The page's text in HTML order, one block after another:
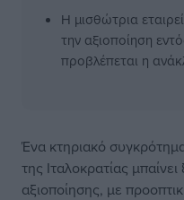
Η μισθώτρια
την αξιοποίηση
προβλέπεται η
Ένα κτηριακό
της Ιταλοκρατίας
αξιοποίησης, με